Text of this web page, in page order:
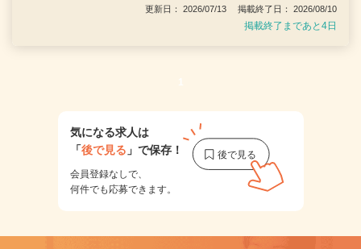
更新日： 2026/07/13 掲載終了日： 2026/08/10
掲載終了まであと4日
1
気になる求人は
「後で見る 」で保存！
会員登録なしで、
何件でも応募できます。